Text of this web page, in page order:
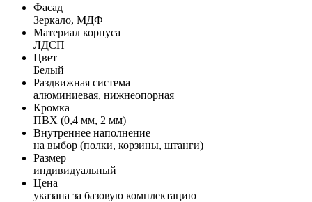
Фасад
Зеркало, МДФ
Материал корпуса
ЛДСП
Цвет
Белый
Раздвижная система
алюминиевая, нижнеопорная
Кромка
ПВХ (0,4 мм, 2 мм)
Внутреннее наполнение
на выбор (полки, корзины, штанги)
Размер
индивидуальный
Цена
указана за базовую комплектацию